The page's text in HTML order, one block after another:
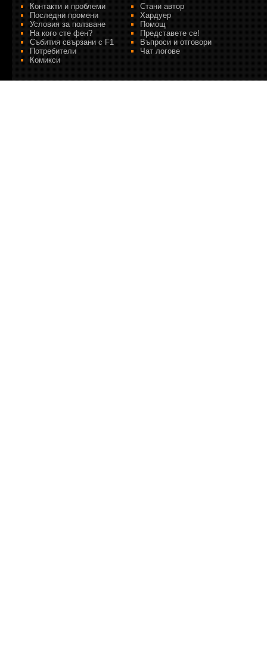
Контакти и проблеми
Стани автор
Последни промени
Хардуер
Условия за ползване
Помощ
На кого сте фен?
Представете се!
Събития свързани с F1
Въпроси и отговори
Потребители
Чат логове
Комикси